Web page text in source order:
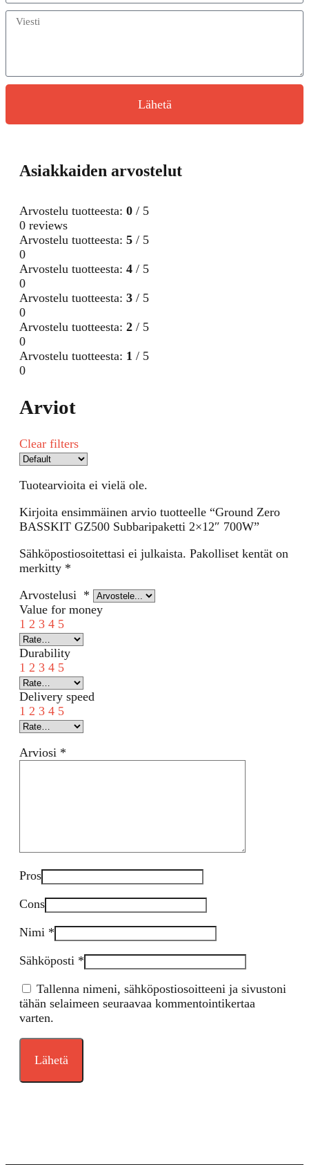
Lähetä
Asiakkaiden arvostelut
Arvostelu tuotteesta: 0 / 5
0 reviews
Arvostelu tuotteesta: 5 / 5
0
Arvostelu tuotteesta: 4 / 5
0
Arvostelu tuotteesta: 3 / 5
0
Arvostelu tuotteesta: 2 / 5
0
Arvostelu tuotteesta: 1 / 5
0
Arviot
Clear filters
Tuotearvioita ei vielä ole.
Kirjoita ensimmäinen arvio tuotteelle “Ground Zero
BASSKIT GZ500 Subbaripaketti 2×12″ 700W”
Sähköpostiosoitettasi ei julkaista. Pakolliset kentät on
merkitty *
Arvostelusi *
Value for money
1 2 3 4 5
Durability
1 2 3 4 5
Delivery speed
1 2 3 4 5
Arviosi *
Pros
Cons
Nimi *
Sähköposti *
Tallenna nimeni, sähköpostiosoitteeni ja sivustoni
tähän selaimeen seuraavaa kommentointikertaa
varten.